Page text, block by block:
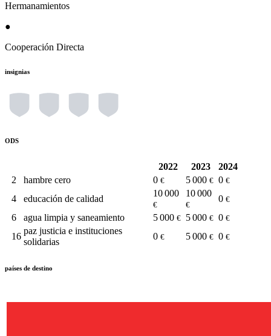
Hermanamientos
●
Cooperación Directa
insignias
ODS
2022 2023
2024
2
hambre cero 0 € 5 000 € 0 €
4 educación de calidad
10 000
€
10 000
€
0 €
6 agua limpia y saneamiento 5 000 € 5 000 € 0 €
16
paz justicia e instituciones
solidarias
0 € 5 000 € 0 €
países de destino